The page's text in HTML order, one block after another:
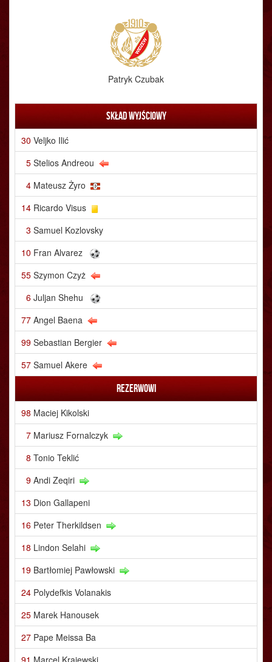
Patryk Czubak
Skład wyjściowy
30 Veljko Ilić
5 Stelios Andreou
4 Mateusz Żyro
14 Ricardo Visus
3 Samuel Kozlovsky
10 Fran Alvarez
55 Szymon Czyż
6 Juljan Shehu
77 Angel Baena
99 Sebastian Bergier
57 Samuel Akere
Rezerwowi
98 Maciej Kikolski
7 Mariusz Fornalczyk
8 Tonio Teklić
9 Andi Zeqiri
13 Dion Gallapeni
16 Peter Therkildsen
18 Lindon Selahi
19 Bartłomiej Pawłowski
24 Polydefkis Volanakis
25 Marek Hanousek
27 Pape Meissa Ba
91 Marcel Krajewski